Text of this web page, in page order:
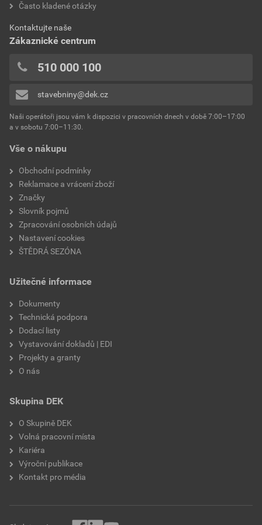
bez DPH za kg
Dokumenty výrobce
Environmentální prohlášení výrobku
Stáhnout
Velikost
spotřeba
výrobce
typ
reakce na oheň
součinitel tepelné vodivosti0,8 W/mK
teplota zpracování
hmotnost
typ výrobku
faktor difuzního odporu
materiálová báze
Přidávat hodnocení může pouze přihlášený uživatel.
Vše o nákupu
Obchodní podmínky
Reklamace a vrácení zboží
Značky
Slovník pojmů
Zpracování osobních údajů
Nastavení cookies
ŠTĚDRÁ SEZÓNA
Užitečné informace
Dokumenty
Technická podpora
Dodací listy
Vystavování dokladů | EDI
Projekty a granty
O nás
Skupina DEK
O Skupině DEK
Volná pracovní místa
Kariéra
Výroční publikace
Kontakt pro média
Často kladené otázky
Kontaktujte naše
Zákaznické centrum
510 000 100
stavebniny@dek.cz
Naši operátoři jsou vám k dispozici v pracovních dnech v době 7:00–17:00
a v sobotu 7:00–11:30.